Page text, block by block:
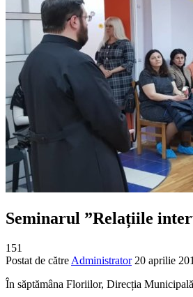
Seminarul ”Relațiile
151
Postat de către Administrator 20 aprilie
În săptămâna Floriilor, Direcția